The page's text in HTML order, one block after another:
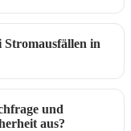
Stromausfällen in
und
aus?